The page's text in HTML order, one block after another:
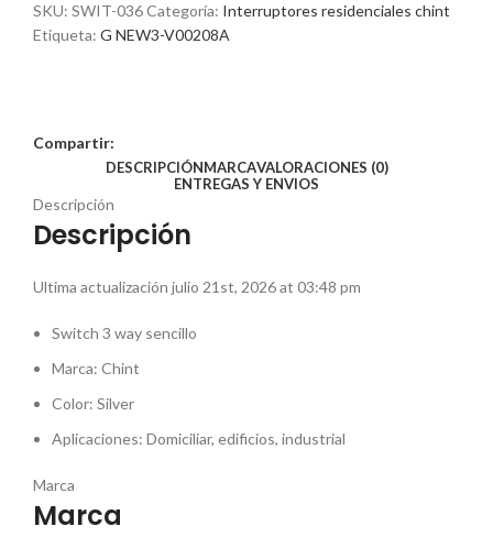
SKU: SWIT-036Categoría: Interruptores residenciales chint
Etiqueta: G NEW3-V00208A
Compartir:
DESCRIPCIÓNMARCAVALORACIONES (0)
ENTREGAS Y ENVIOS
Descripción
Descripción
Ultima actualización julio 21st, 2026 at 03:48 pm
Switch 3 way sencillo
Marca: Chint
Color: Silver
Aplicaciones: Domiciliar, edificios, industrial
Marca
Marca